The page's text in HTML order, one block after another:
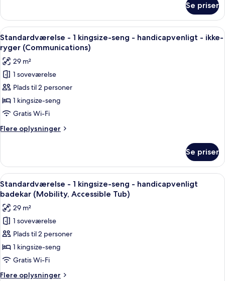
-
ikke-
ryger
(Communications,
Roll-
In
Shower)
-
kingsize-
seng
handicapvenligt
ikke-
ryger
(Communications,
In
Shower)
Se priser
Indlæs
alle
billeder
af
Standardværelse
-
1
kingsize-
seng
-
-
ikke-
ryger
(Communications)
Et hotelværelse med en seng, et
7
Standardværelse - 1 kingsize-seng - handicapvenligt - ikke-
ryger (Communications)
29 m²
1 soveværelse
Plads til 2 personer
1 kingsize-seng
Gratis Wi-Fi
Flere oplysninger
Flere
-
kingsize-
seng
handicapvenligt
ikke-
ryger
(Communications)
Se priser
Indlæs
alle
billeder
af
Standardværelse
-
1
kingsize-
seng
Et hotelværelse med en seng, et
5
Standardværelse - 1 kingsize-seng - handicapvenligt
badekar (Mobility, Accessible Tub)
29 m²
1 soveværelse
Plads til 2 personer
1 kingsize-seng
Gratis Wi-Fi
Flere oplysninger
Flere